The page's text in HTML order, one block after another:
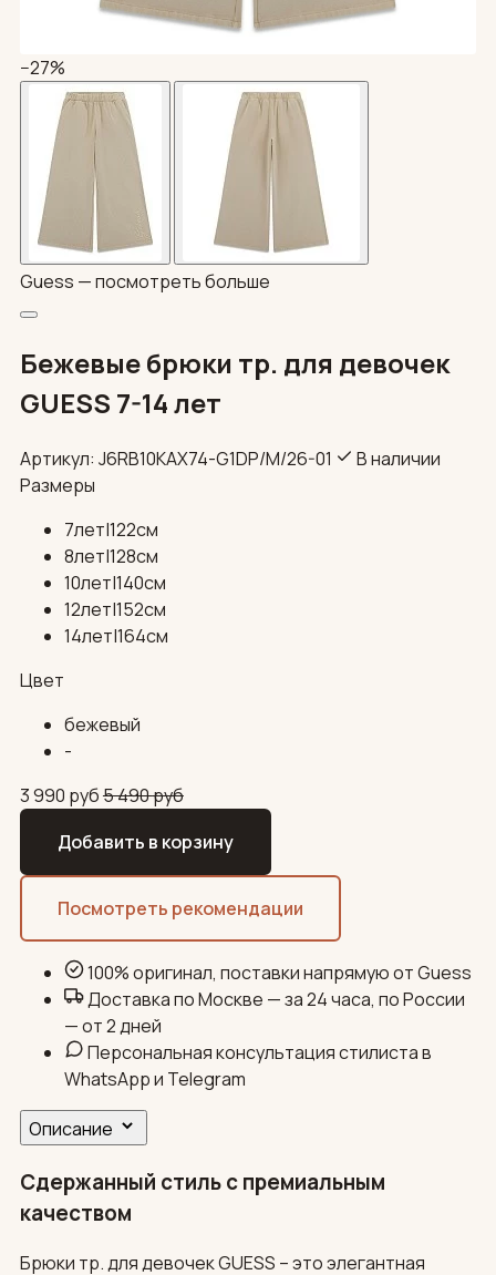
−27%
Guess —посмотреть больше
Бежевые брюки тр. для девочек
GUESS 7-14 лет
Артикул: J6RB10KAX74-G1DP/М/26-01
В наличии
Размеры
7лет|122см
8лет|128см
10лет|140см
12лет|152см
14лет|164см
Цвет
бежевый
-
3 990 руб5 490руб
Добавить в корзину
Посмотреть рекомендации
100% оригинал, поставки напрямую от Guess
Доставка по Москве — за 24 часа, по России
— от 2 дней
Персональная консультация стилиста в
WhatsApp и Telegram
Описание
Сдержанный стиль с премиальным
качеством
Брюки тр. для девочек GUESS – это элегантная